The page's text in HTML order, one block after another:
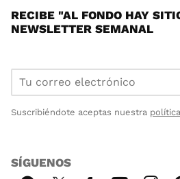
RECIBE "AL FONDO HAY
NEWSLETTER SEMANAL
Suscribiéndote aceptas nuestra
SÍGUENOS